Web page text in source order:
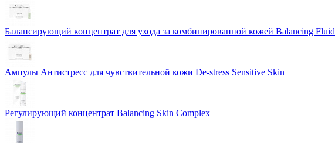
Балансирующий концентрат для ухода за комбинированной кожей Balancing Fluid
Ампулы Антистресс для чувствительной кожи De-stress Sensitive Skin
Регулирующий концентрат Balancing Skin Complex